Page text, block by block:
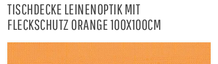
TISCHDECKE LEINENOPTIK MIT
FLECKSCHUTZ ORANGE 100X100CM